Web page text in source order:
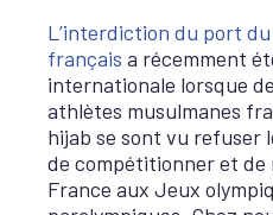
L’interdiction du port
français a récemment
internationale lorsque
athlètes musulmanes
hijab se sont vu refuser
de compétitionner et de
France aux Jeux